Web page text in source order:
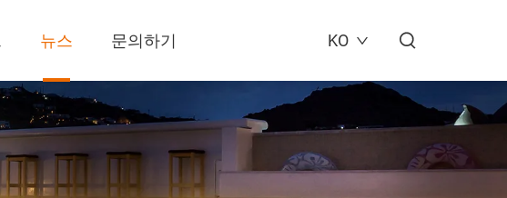
뉴스 문의하기 KO